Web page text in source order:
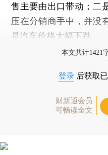
售主要由出口带动；二
压在分销商手中，并没
是汽车价格大幅下跌。
本文共计1421
登录 后获取
财新通会员
可畅读全文